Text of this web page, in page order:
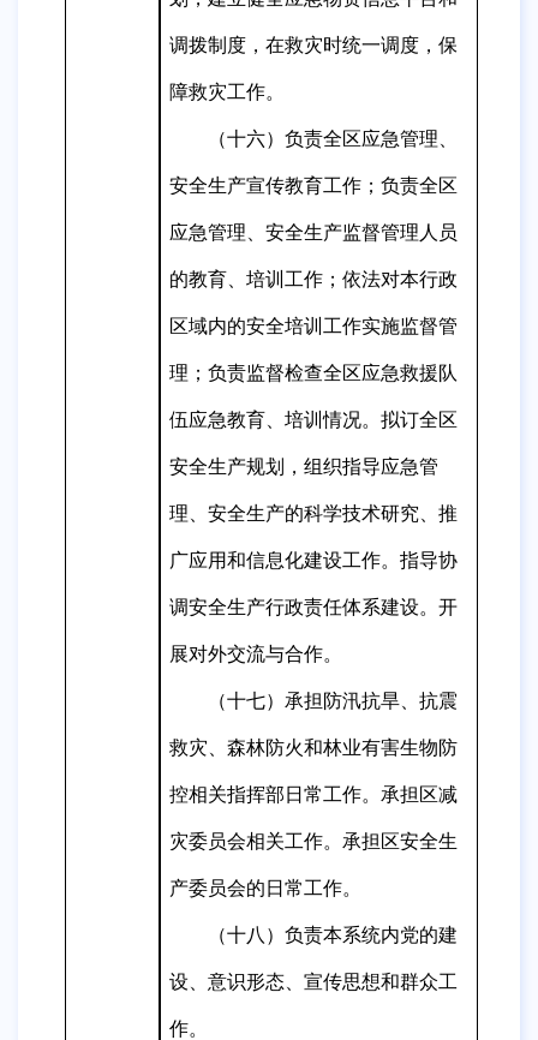
调拨制度，在救灾时统一调度，保
障救灾工作。
（十六）负责全区应急管理、
安全生产宣传教育工作；负责全区
应急管理、安全生产监督管理人员
的教育、培训工作；依法对本行政
区域内的安全培训工作实施监督管
理；负责监督检查全区应急救援队
伍应急教育、培训情况。拟订全区
安全生产规划，组织指导应急管
理、安全生产的科学技术研究、推
广应用和信息化建设工作。 指导协
调安全生产行政责任体系建设。开
展对外交流与合作。
（十七）承担防汛抗旱、抗震
救灾、森林防火和林业有害生物防
控相关指挥部日常工作。承担区减
灾委员会相关工作。承担区安全生
产委员会的日常工作。
（十八）负责本系统内党的建
设、意识形态、宣传思想和群众工
作。